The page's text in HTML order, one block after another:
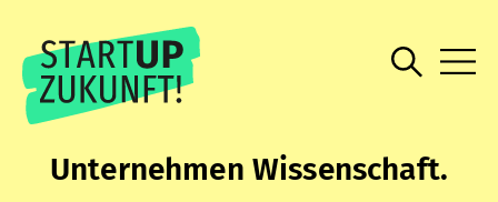
Unternehmen Wissenschaft.